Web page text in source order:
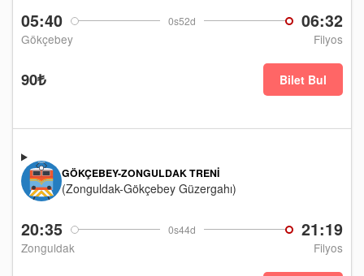
05:40 0s52d 06:32
Gökçebey Filyos
90₺ Bilet Bul
20:35 0s44d 21:19
Zonguldak Filyos
GÖKÇEBEY-ZONGULDAK TRENI
(Zonguldak-Gökçebey Güzergahı)